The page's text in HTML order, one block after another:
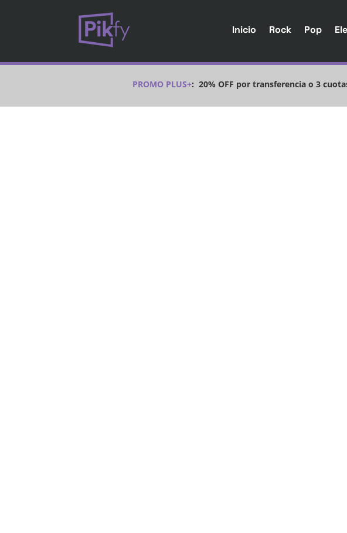
Inicio Rock Pop
PROMO PLUS+: 20% OFF por transferencia o 3